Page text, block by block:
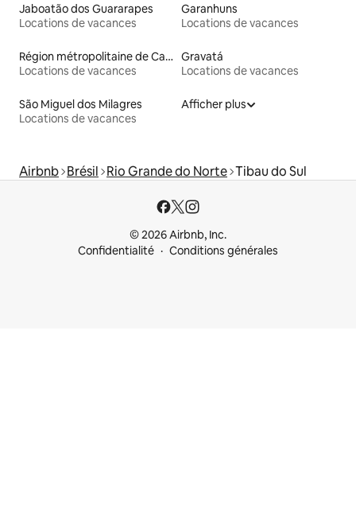
Jaboatão dos Guararapes
Locations de vacances
Garanhuns
Locations de vacances
Région métropolitaine de Campina Grande
Locations de vacances
Gravatá
Locations de vacances
São Miguel dos Milagres
Locations de vacances
Afficher plus
Airbnb Brésil Rio Grande do Norte Tibau do Sul
© 2026 Airbnb, Inc.
Confidentialité
Conditions générales